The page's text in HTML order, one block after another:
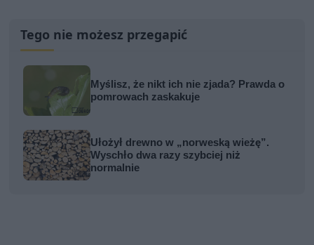
Tego nie możesz przegapić
Myślisz, że nikt ich nie zjada? Prawda o
pomrowach zaskakuje
Ułożył drewno w „norweską wieżę”.
Wyschło dwa razy szybciej niż
normalnie